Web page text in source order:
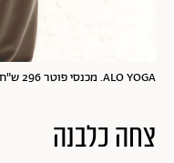
ALO YOGA. מכנסי פוטר 296 ש"ח (במקום 428 ש"ח) | צילום יח"צ
צחה כלבנה